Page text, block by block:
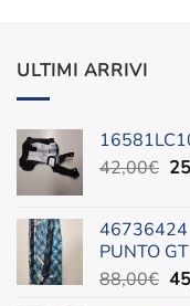
ULTIMI ARRIVI
42,00€ Il
46736424
PUNTO GT
88,00€ Il